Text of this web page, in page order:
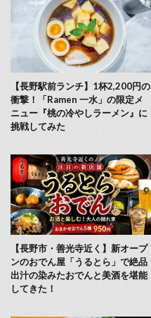
【長野駅前ランチ】1杯2,200円の
衝撃！「Ramen 一水」の限定メ
ニュー『桃の冷やしラーメン』に
挑戦してみた
【長野市・善光寺近く】新オープ
ンのおでん屋「うるとら」で絶品
出汁の染みたおでんと美酒を堪能
してきた！